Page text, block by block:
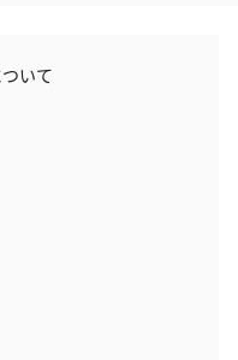
いて